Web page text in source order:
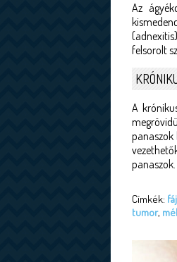
Az
felsorolt
A
panaszok.
Címkék:
tumor,